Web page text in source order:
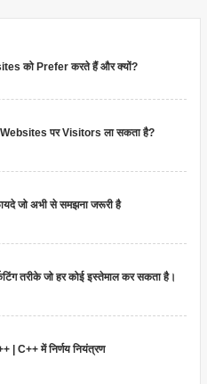
को Prefer करते हैं और क्यों?
पर Visitors ला सकता है?
जो अभी से समझना जरूरी है
तरीके जो हर कोई इस्तेमाल कर सकता है।
C++ में निर्णय नियंत्रण